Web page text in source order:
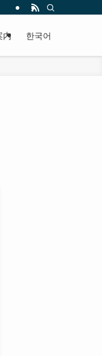
内 한국어